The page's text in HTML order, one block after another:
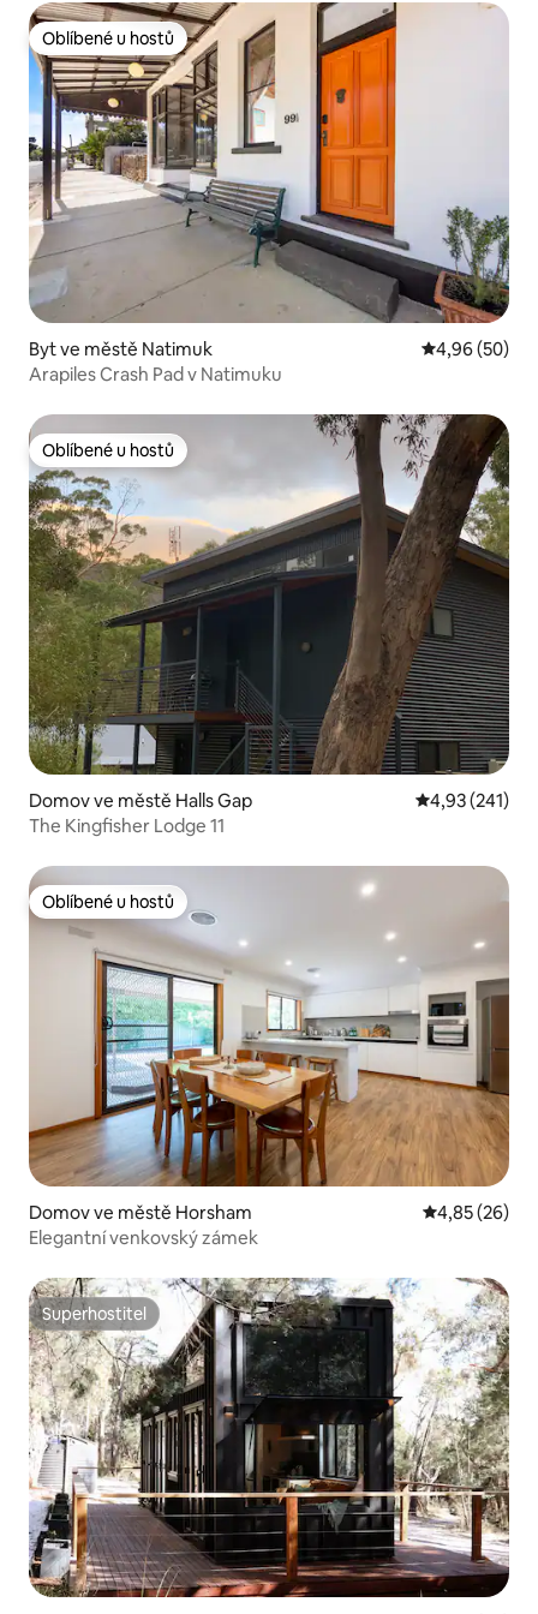
Oblíbené u hostů
Oblíbené u hostů
Byt ve městě Natimuk Průměrné
4,96 (50)
Arapiles Crash Pad v Natimuku
Oblíbené u hostů
Oblíbené u hostů
Domov ve městě Halls Gap Průměrné
4,93 (241)
The Kingfisher Lodge 11
Oblíbené u hostů
Oblíbené u hostů
Domov ve městě Horsham Průměrné
4,85 (26)
Elegantní venkovský zámek
Superhostitel
Superhostitel